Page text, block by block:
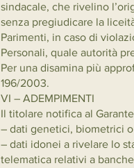
sindacale, che rivelino
senza pregiudicare la
Parimenti, in caso di
Personali, quale autorità
Per una disamina più
196/2003.
VI – ADEMPIMENTI
Il titolare notifica al
– dati genetici, biometrici
– dati idonei a rivelare lo
telematica relativi a